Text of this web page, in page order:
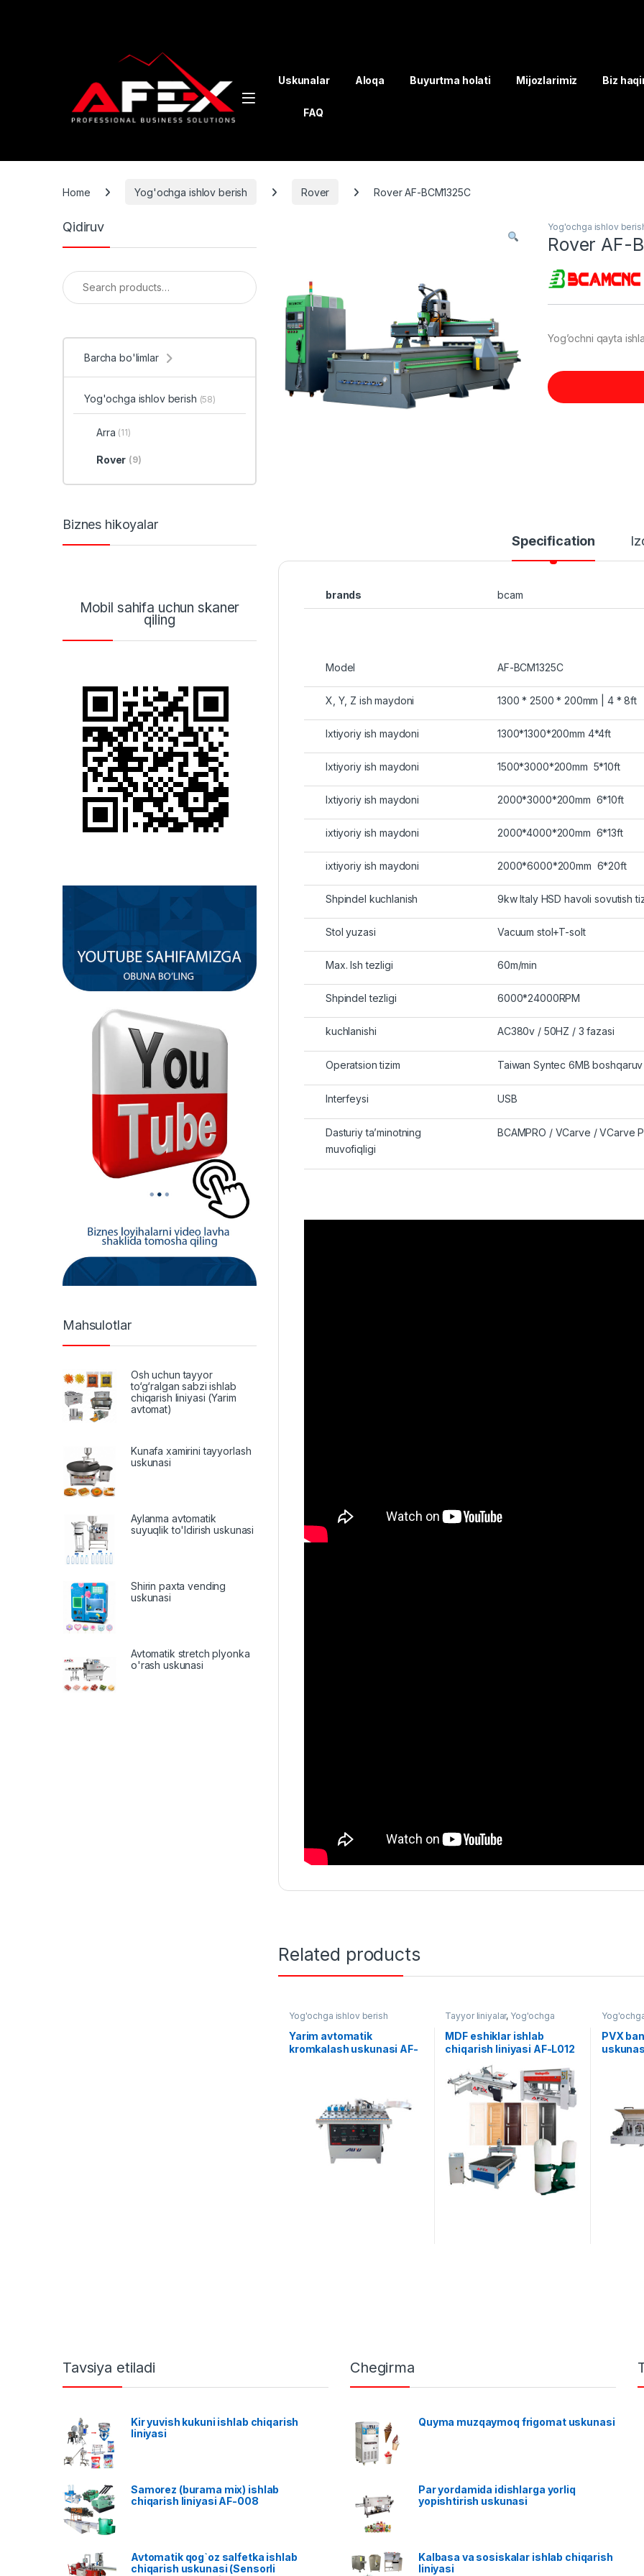
Uskunalar Aloqa Buyurtma holati Mijozlarimiz Biz
FAQ
Home Yog'ochga ishlov berish Rover Rover AF-BCM1325C
Yog'ochga ishlov
Rover AF-
Yog’ochni qayta
Specification
brands bcam
Model AF-BCM1325C
X, Y, Z ish maydoni 1300 * 2500 * 200mm | 4 * 8ft
Ixtiyoriy ish maydoni 1300*1300*200mm 4*4ft
Ixtiyoriy ish maydoni 1500*3000*200mm 5*10ft
Ixtiyoriy ish maydoni 2000*3000*200mm 6*10ft
ixtiyoriy ish maydoni 2000*4000*200mm 6*13ft
ixtiyoriy ish maydoni 2000*6000*200mm 6*20ft
Shpindel kuchlanish 9kw Italy HSD havoli sovutish
Stol yuzasi Vacuum stol+T-solt
Max. Ish tezligi 60m/min
Shpindel tezligi 6000*24000RPM
kuchlanishi AC380v / 50HZ / 3 fazasi
Operatsion tizim Taiwan Syntec 6MB boshqaruv
Interfeysi USB
Dasturiy ta’minotning
muvofiqligi
BCAMPRO / VCarve / VCarve
Related products
Yog'ochga ishlov berish
Yarim avtomatik
kromkalash uskunasi AF-
Tayyor liniyalar, Yog'ochga
ishlov berish
MDF eshiklar ishlab
chiqarish liniyasi AF-L012
PVX
Qidiruv
Search for:
Barcha bo'limlar
Yog'ochga ishlov berish (58)
Arra (11)
Rover (9)
Biznes hikoyalar
Mobil sahifa uchun skaner
qiling
Mahsulotlar
Osh uchun tayyor
to‘g‘ralgan sabzi ishlab
chiqarish liniyasi (Yarim
avtomat)
Kunafa xamirini tayyorlash
uskunasi
Aylanma avtomatik
suyuqlik to'ldirish uskunasi
Shirin paxta vending
uskunasi
Avtomatik stretch plyonka
o'rash uskunasi
Tavsiya etiladi
Kir yuvish kukuni ishlab chiqarish
liniyasi
Samorez (burama mix) ishlab
chiqarish liniyasi AF-008
Avtomatik qog`oz salfetka ishlab
chiqarish uskunasi (Sensorli
Chegirma
Quyma muzqaymoq frigomat uskunasi
Par yordamida idishlarga yorliq
yopishtirish uskunasi
Kalbasa va sosiskalar ishlab chiqarish
liniyasi